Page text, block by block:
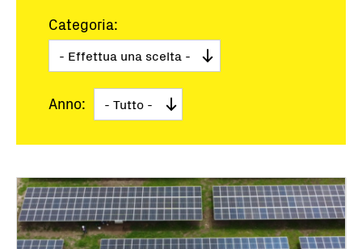
Categoria:
Anno: